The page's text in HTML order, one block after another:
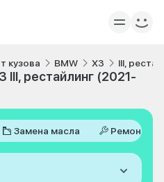
кузова BMW X3 III,
III, рестайлинг (2021-
Замена масла Ремонт